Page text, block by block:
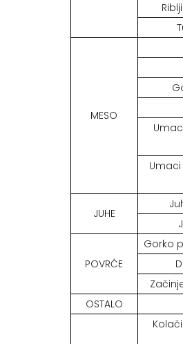
MESO
JUHE
POVRĆE
Gorko
OSTALO